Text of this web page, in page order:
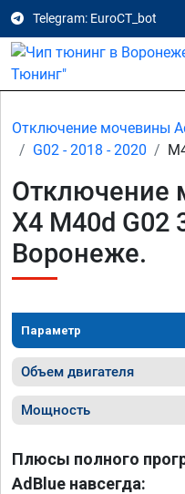
Telegram: EuroCT_bot
Отключение мочевины
G02 - 2018 - 2020
Отключение
X4 M40d G02
Воронеже.
Параметр
Объем двигателя
Мощность
Плюсы полного
AdBlue навсегда: